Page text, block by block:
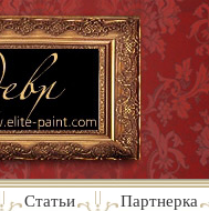
Статьи Партнерка